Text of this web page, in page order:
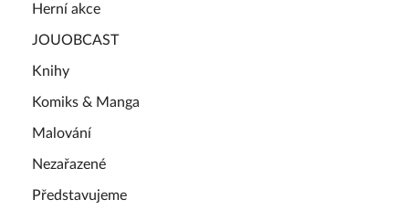
Herní akce
JOUOBCAST
Knihy
Komiks & Manga
Malování
Nezařazené
Představujeme